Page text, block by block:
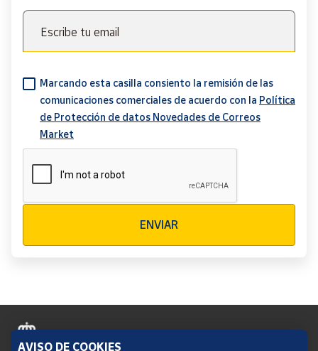
Escribe tu email
Marcando esta casilla consiento la remisión de las
comunicaciones comerciales de acuerdo con la Política
de Protección de datos Novedades de Correos
Market
ENVIAR
AVISO DE COOKIES